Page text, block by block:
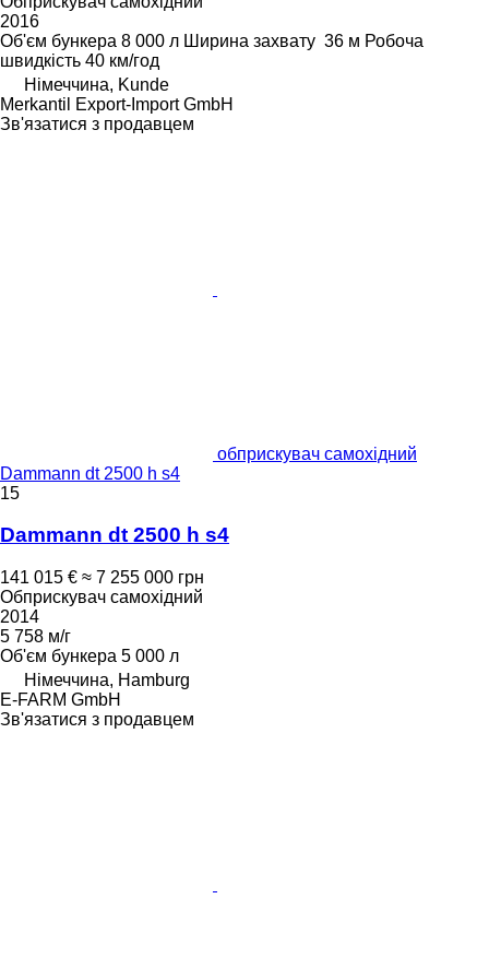
2016
Об'єм бункера 8 000 л Ширина захвату 36 м Робоча
швидкість 40 км/год
Німеччина, Kunde
Merkantil Export-Import GmbH
Зв'язатися з продавцем
обприскувач самохідний
Dammann dt 2500 h s4
15
Dammann dt 2500 h s4
141 015 € ≈ 7 255 000 грн
Обприскувач самохідний
2014
5 758 м/г
Об'єм бункера 5 000 л
Німеччина, Hamburg
E-FARM GmbH
Зв'язатися з продавцем